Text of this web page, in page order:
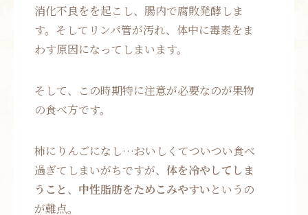
消化不良をを起こし、腸内で腐敗発酵しま
す。そしてリンパ管が汚れ、体中に毒素をま
わす原因になってしまいます。
そして、この時期特に注意が必要なのが果物
の食べ方です。
柿にりんごになし…おいしくてついつい食べ
過ぎてしまいがちですが、 体を冷やしてしま
うこと、 中性脂肪をためこみやすいというの
が難点。